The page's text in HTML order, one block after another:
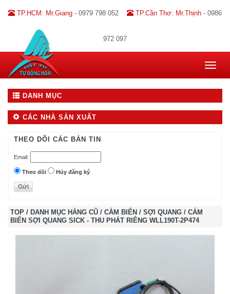
TP.HCM: Mr.Giang - 0979 798 052 TP.Cần Thơ: Mr.Thịnh - 0986
972 097
Toggle
DANH MỤC
CÁC NHÀ SẢN XUẤT
THEO DÕI CÁC BẢN TIN
Email:
Theo dõi Hủy đăng ký
TOP / DANH MỤC HÀNG CŨ / CẢM BIẾN / SỢI QUANG / CẢM
BIẾN SỢI QUANG SICK - THU PHÁT RIÊNG WLL190T-2P474